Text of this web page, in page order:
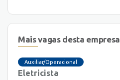
Mais vagas desta empresa
Auxiliar/Operacional
Eletricista